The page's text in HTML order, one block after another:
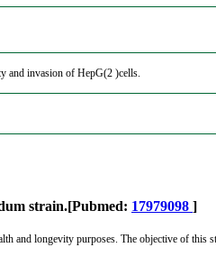
and invasion of HepG(2 )cells.
strain.[Pubmed: 17979098 ]
and longevity purposes. The objective of this